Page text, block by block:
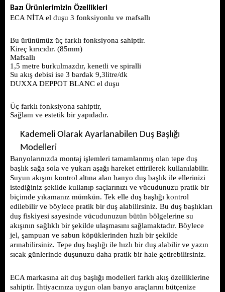
Bazı Ürünlerimizin Özellikleri
ECA NİTA el duşu 3 fonksiyonlu ve mafsallı
Bu ürünümüz üç farklı fonksiyona sahiptir.
Kireç kırıcıdır. (85mm)
Mafsallı
1,5 metre burkulmazdır, kenetli ve spiralli
Su akış debisi ise 3 bardak 9,3litre/dk
DUXXA DEPPOT BLANC el duşu
Üç farklı fonksiyona sahiptir,
Sağlam ve estetik bir yapıdadır.
Kademeli Olarak Ayarlanabilen Duş Başlığı
Modelleri
Banyolarınızda montaj işlemleri tamamlanmış olan tepe duş
başlık sağa sola ve yukarı aşağı hareket ettirilerek kullanılabilir.
Suyun akışını kontrol altına alan banyo duş başlık ile ellerinizi
istediğiniz şekilde kullanıp saçlarınızı ve vücudunuzu pratik bir
biçimde yıkamanız mümkün. Tek elle duş başlığı kontrol
edilebilir ve böylece pratik bir duş alabilirsiniz. Bu duş başlıkları
duş fiskiyesi sayesinde vücudunuzun bütün bölgelerine su
akışının sağlıklı bir şekilde ulaşmasını sağlamaktadır. Böylece
jel, şampuan ve sabun köpüklerinden hızlı bir şekilde
arınabilirsiniz. Tepe duş başlığı ile hızlı bir duş alabilir ve yazın
sıcak günlerinde duşunuzu daha pratik bir hale getirebilirsiniz.
ECA markasına ait duş başlığı modelleri farklı akış özelliklerine
sahiptir. İhtiyacınıza uygun olan banyo araçlarını bütçenize